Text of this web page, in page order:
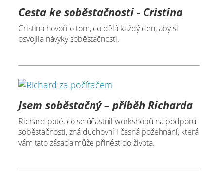
Cesta ke soběstačnosti - Cristina
Cristina hovoří o tom, co dělá každý den, aby si
osvojila návyky soběstačnosti.
Jsem soběstačný – příběh Richarda
Richard poté, co se účastnil workshopů na podporu
soběstačnosti, zná duchovní i časná požehnání, která
vám tato zásada může přinést do života.